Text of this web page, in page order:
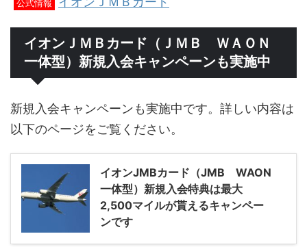
公式情報
イオンＪＭＢカード（ＪＭＢ ＷＡＯＮ
一体型）新規入会キャンペーンも実施中
新規入会キャンペーンも実施中です。詳しい内容は
以下のページをご覧ください。
イオンJMBカード（JMB WAON
一体型）新規入会特典は最大
2,500マイルが貰えるキャンペー
ンです